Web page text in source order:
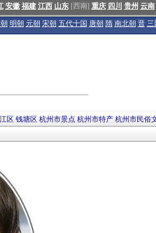
安徽 福建 江西 山东[西南] 重庆 四川 贵州 云南
明朝 元朝 宋朝 五代十国 唐朝 隋 南北朝 晋 三
区 钱塘区 杭州市景点 杭州市特产 杭州市民俗